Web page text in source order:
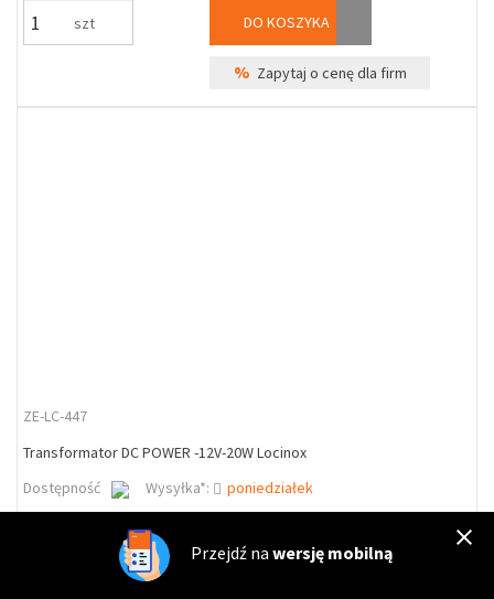
szt DO KOSZYKA
% Zapytaj o cenę dla firm
ZE-LC-447
Transformator DC POWER -12V-20W Locinox
Dostępność
Wysyłka*: poniedziałek
Przejdź na wersję mobilną